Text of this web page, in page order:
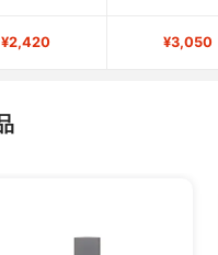
¥2,420 ¥3,050